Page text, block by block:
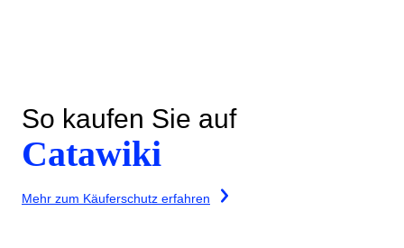
So kaufen Sie auf
Catawiki
Mehr zum Käuferschutz erfahren